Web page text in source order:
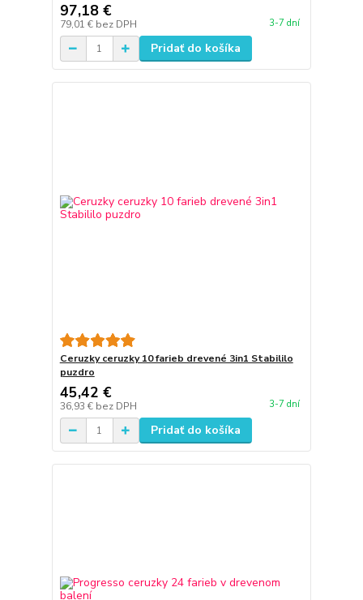
97,18 €
79,01 € bez DPH 3-7 dní
Pridať do košíka
Ceruzky ceruzky 10 farieb drevené 3in1 Stabililo
puzdro
45,42 €
36,93 € bez DPH 3-7 dní
Pridať do košíka